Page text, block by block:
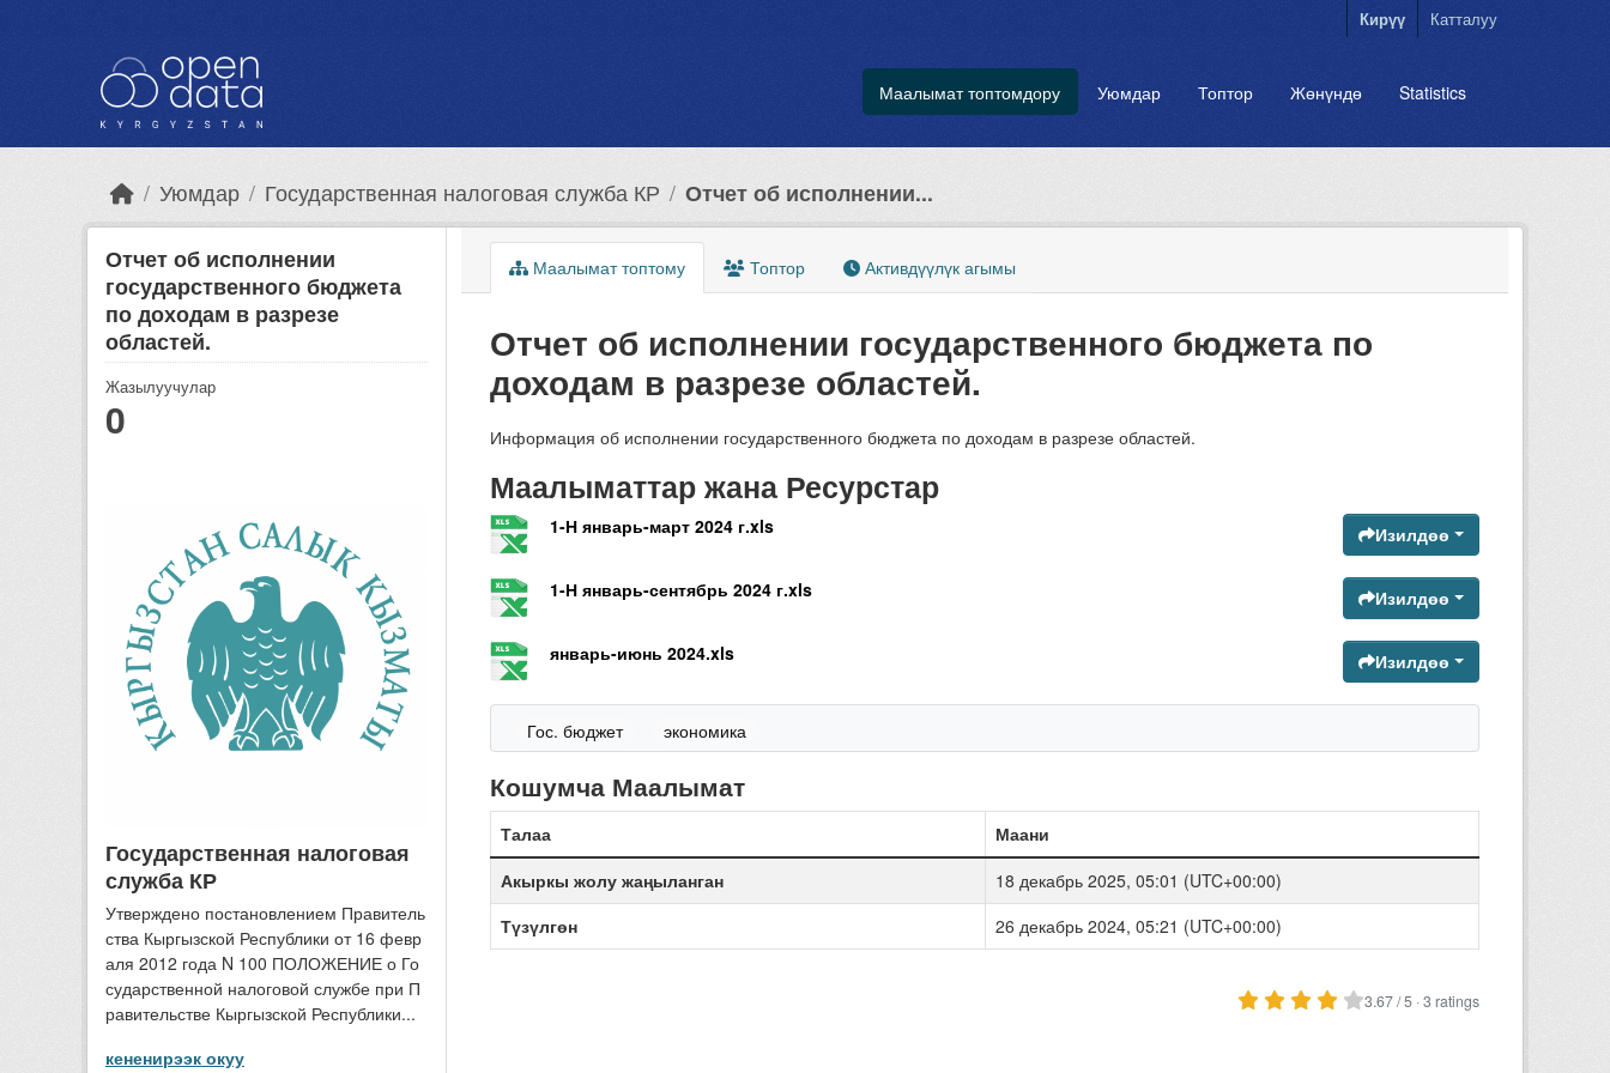
Кирүү Катталуу
Маалымат топтомдору Уюмдар Топтор Жөнүндө Statistics
Уюмдар Государственная налоговая служба КР Отчет об исполнении...
Отчет об исполнении
государственного бюджета
по доходам в разрезе
областей.
Жазылуучулар
0
Государственная налоговая
служба КР
Утверждено постановлением Правитель
ства Кыргызской Республики от 16 февр
аля 2012 года N 100 ПОЛОЖЕНИЕ о Го
сударственной налоговой службе при П
равительстве Кыргызской Республики...
кененирээк окуу
Маалымат топтому Топтор Активдүүлүк агымы
Отчет об исполнении государственного бюджета по
доходам в разрезе областей.
Информация об исполнении государственного бюджета по доходам в разрезе областей.
Маалыматтар жана Ресурстар
1-Н январь-март 2024 г.xls Изилдөө
1-Н январь-сентябрь 2024 г.xls Изилдөө
январь-июнь 2024.xls Изилдөө
Гос. бюджет экономика
Кошумча Маалымат
Талаа
Маани
Акыркы жолу жаңыланган
18 декабрь 2025, 05:01 (UTC+00:00)
Түзүлгөн
26 декабрь 2024, 05:21 (UTC+00:00)
3.67 / 5 · 3 ratings